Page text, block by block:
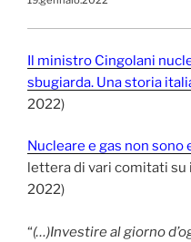
Il ministro Cingolani
sbugiarda. Una storia
2022)
Nucleare e gas non
lettera di vari comitati
2022)
“(…)Investire al giorno